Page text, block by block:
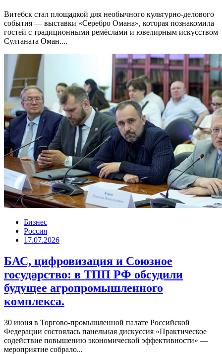
Витебск стал площадкой для необычного культурно-делового
события — выставки «Серебро Омана», которая познакомила
гостей с традиционными ремёслами и ювелирным искусством
Султаната Оман....
Бизнес
Россия
17.07.2026
БАС, цифровизация и Союзное
государство: в ТПП РФ обсудили
будущее агропромышленного
комплекса.
30 июня в Торгово-промышленной палате Российской
Федерации состоялась панельная дискуссия «Практическое
содействие повышению экономической эффективности» —
мероприятие собрало...